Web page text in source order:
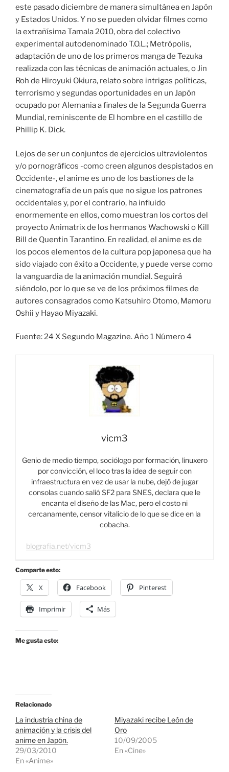
este pasado diciembre de manera simultánea en Japón
y Estados Unidos. Y no se pueden olvidar filmes como
la extrañísima Tamala 2010, obra del colectivo
experimental autodenominado T.O.L.; Metrópolis,
adaptación de uno de los primeros manga de Tezuka
realizada con las técnicas de animación actuales, o Jin
Roh de Hiroyuki Okiura, relato sobre intrigas políticas,
terrorismo y segundas oportunidades en un Japón
ocupado por Alemania a finales de la Segunda Guerra
Mundial, reminiscente de El hombre en el castillo de
Phillip K. Dick.
Lejos de ser un conjuntos de ejercicios ultraviolentos
y/o pornográficos -como creen algunos despistados en
Occidente-, el anime es uno de los bastiones de la
cinematografía de un país que no sigue los patrones
occidentales y, por el contrario, ha influido
enormemente en ellos, como muestran los cortos del
proyecto Animatrix de los hermanos Wachowski o Kill
Bill de Quentin Tarantino. En realidad, el anime es de
los pocos elementos de la cultura pop japonesa que ha
sido viajado con éxito a Occidente, y puede verse como
la vanguardia de la animación mundial. Seguirá
siéndolo, por lo que se ve de los próximos filmes de
autores consagrados como Katsuhiro Otomo, Mamoru
Oshii y Hayao Miyazaki.
Fuente: 24 X Segundo Magazine. Año 1 Número 4
vicm3
Genio de medio tiempo, sociólogo por formación, linuxero
por convicción, el loco tras la idea de seguir con
infraestructura en vez de usar la nube, dejó de jugar
consolas cuando salió SF2 para SNES, declara que le
encanta el diseño de las Mac, pero el costo ni
cercanamente, censor vitalicio de lo que se dice en la
cobacha.
blografia.net/vicm3
Comparte esto:
X Facebook Pinterest
Imprimir Más
Me gusta esto:
Relacionado
La industria china de
animación y la crisis del
anime en Japón.
29/03/2010
En «Anime»
Miyazaki recibe León de
Oro
10/09/2005
En «Cine»